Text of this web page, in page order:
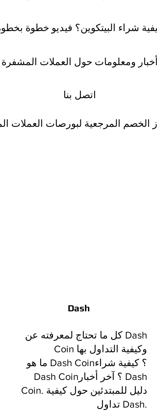
كيفية شراء البيتكوين؟ فيديو خطوة
أخبار ومعلومات حول العملات المشفرة
اتصل بنا
الخصم المرجعية لبورصات العملات
Dash
كل ما تحتاج لمعرفته عن Dash
Coin وكيفية التداول بها
ما هو Dash Coin؟ كيفية شراء
Dash Coin؟ آخر أخبار Dash
Coin. دليل للمبتدئين حول كيفية
تداول Dash.